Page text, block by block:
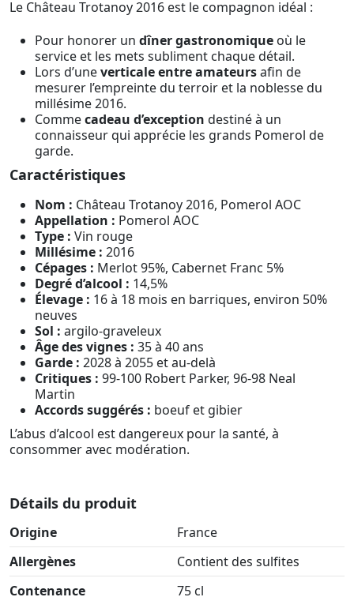
Le Château Trotanoy 2016 est le compagnon idéal :
Pour honorer un dîner gastronomique où le
service et les mets subliment chaque détail.
Lors d’uneverticale entre amateursafin de
mesurer l’empreinte du terroir et la noblesse du
millésime 2016.
Commecadeau d’exception destiné à un
connaisseur qui apprécie les grands Pomerol de
garde.
Caractéristiques
Nom : Château Trotanoy 2016, Pomerol AOC
Appellation : Pomerol AOC
Type : Vin rouge
Millésime : 2016
Cépages : Merlot 95%, Cabernet Franc 5%
Degré d’alcool : 14,5%
Élevage : 16 à 18 mois en barriques, environ 50%
neuves
Sol : argilo-graveleux
Âge des vignes : 35 à 40 ans
Garde : 2028 à 2055 et au-delà
Critiques : 99-100 Robert Parker, 96-98 Neal
Martin
Accords suggérés : boeuf et gibier
L’abus d’alcool est dangereux pour la santé, à
consommer avec modération.
Détails du produit
Origine
France
Allergènes
Contient des sulfites
Contenance
75 cl